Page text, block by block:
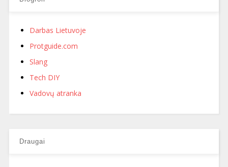
Darbas Lietuvoje
Protguide.com
Slang
Tech DIY
Vadovų atranka
Draugai